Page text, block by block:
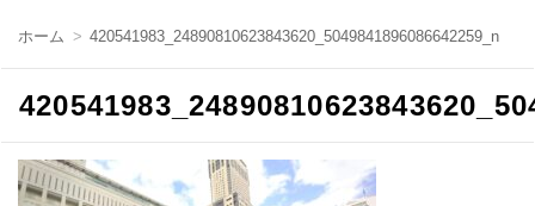
ン
ホーム 420541983_24890810623843620_5049841896086642259_n